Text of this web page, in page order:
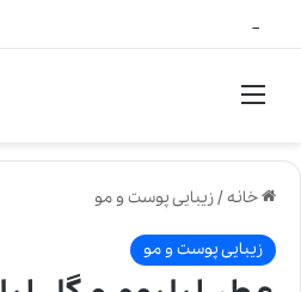
منو
خانه/زیبایی پوست و مو
زیبایی پوست و مو